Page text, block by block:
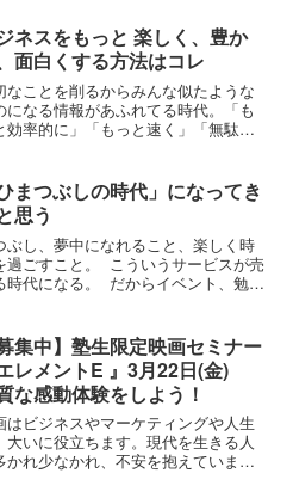
、向かって迷わず行動できるよう
希望を持って未来を構想できるよう
このセミナーが、あなたの力強い
」を作るヒントになることを願って
す。
ネスをもっと 楽しく、豊か
面白くする方法はコレ
なことを削るからみんな似たような
になる情報があふれてる時代。「も
効率的に」「もっと速く」「無駄な
どんどん流れてくる情報。知りたい
があれば、検索すれば一瞬で答えが
。動画だって、短くてテンポがいい
が人気。でも、そんなスピードに慣
ぎると、なんだか、大事なものを見
てしまう。
ひまつぶしの時代」になってき
思う
ぶし、夢中になれること、楽しく時
過ごすこと。 こういうサービスが売
時代になる。 だからイベント、勉強
。もしかすると、面白い仕事ってい
も商品になるかもしれません。仕事
ジャーになると言うコンセプト。音
きがDJをやれるというサービス。人
けたい人が介護をするというサービ
料理好きが飲食店のキッチンで料理
りお客様に提供するというサービ
文学好きが編集者をするというサー
募集中】塾生限定映画セミナー
エレメントE 』3月22日(金)
な感動体験をしよう！
はビジネスやマーケティングや人生
大いに役立ちます。現代を生きる人
かれ少なかれ、不安を抱えていま